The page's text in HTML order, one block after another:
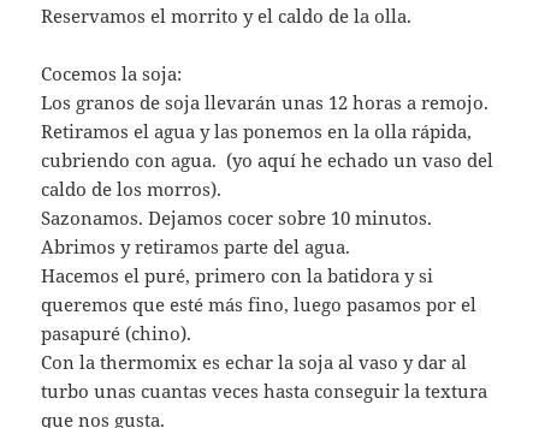
Reservamos el morrito y el caldo de la olla.
Cocemos la soja:
Los granos de soja llevarán unas 12 horas a remojo.
Retiramos el agua y las ponemos en la olla rápida,
cubriendo con agua. (yo aquí he echado un vaso del
caldo de los morros).
Sazonamos. Dejamos cocer sobre 10 minutos.
Abrimos y retiramos parte del agua.
Hacemos el puré, primero con la batidora y si
queremos que esté más fino, luego pasamos por el
pasapuré (chino).
Con la thermomix es echar la soja al vaso y dar al
turbo unas cuantas veces hasta conseguir la textura
que nos gusta.